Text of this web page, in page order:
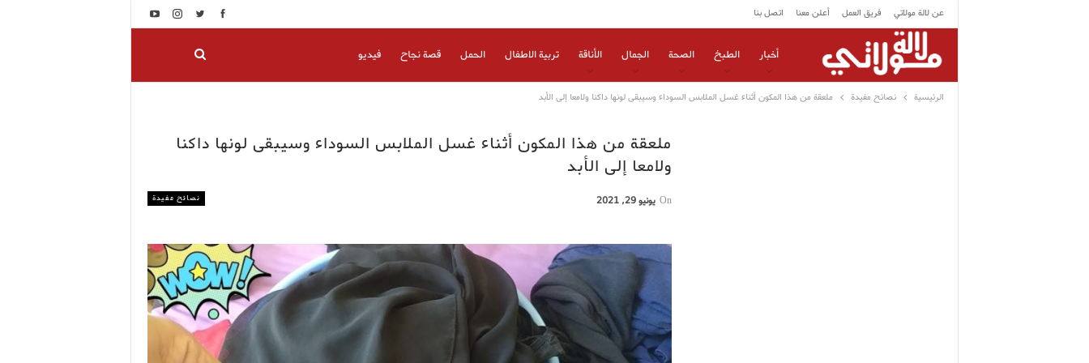
عن لالة مولاتي فريق العمل أعلن معنا اتصل بنا
أخبار الطبخ الصحة الجمال الأناقة تربية الاطفال الحمل قصة نجاح فيديو
الرئيسية نصائح مفيدة ملعقة من هذا المكون أثناء غسل الملابس السوداء وسيبقى لونها داكنا ولامعا إلى الأبد
ملعقة من هذا المكون أثناء غسل الملابس السوداء وسيبقى لونها داكنا
ولامعا إلى الأبد
نصائح مفيدة On يونيو 29, 2021